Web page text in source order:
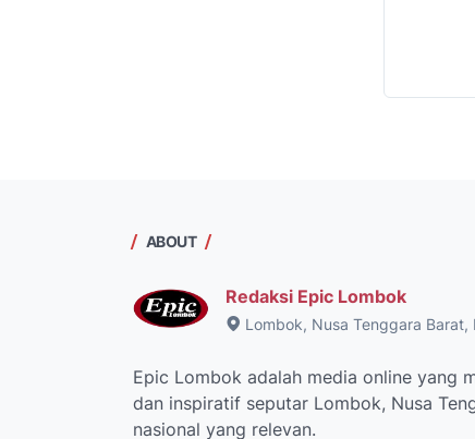
ABOUT
Redaksi Epic Lombok
Lombok, Nusa Tenggara Barat,
Epic Lombok adalah media online yang
dan inspiratif seputar Lombok, Nusa
nasional yang relevan.